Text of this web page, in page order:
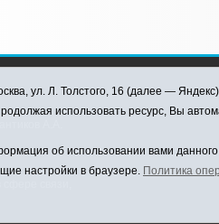
ул. Л. Толстого, 16 (далее —
использовать ресурс, Вы
об использовании вами
настройки в браузере. Политика